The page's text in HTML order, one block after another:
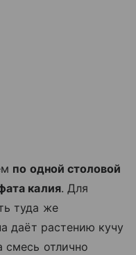
по одной столовой
калия. Для
туда же
даёт растению кучу
отлично